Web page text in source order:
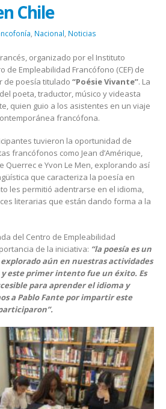
Chile
Nacional Noticias
organizado por el Instituto
de Empleabilidad Francófono (CEF) de
de poesía titulado “Poésie Vivante”. La
poeta, traductor, músico y videasta
quien guio a los asistentes en un viaje
francófona.
tuvieron la oportunidad de
francófonos como Jean d’Amérique,
Querrec e Yvon Le Men, explorando así
que caracteriza la poesía en
les permitió adentrarse en el idioma,
literarias que están dando forma a la
del Centro de Empleabilidad
de la iniciativa: “la poesía es un
aún en nuestras actividades
este primer intento fue un éxito. Es
para aprender el idioma y
a Pablo Fante por impartir este